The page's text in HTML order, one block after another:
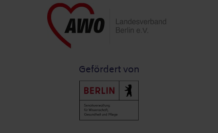
Gefördert von